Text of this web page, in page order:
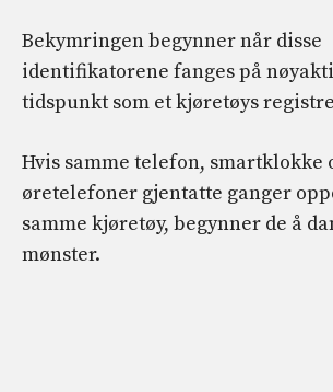
Bekymringen begynner når disse
identifikatorene fanges på
tidspunkt som et kjøretøys
Hvis samme telefon, smartklokke
øretelefoner gjentatte ganger
samme kjøretøy, begynner de å
mønster.